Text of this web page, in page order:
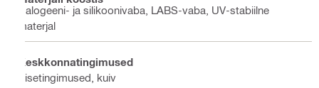
Halogeeni- ja silikoonivaba, LABS-vaba, UV-stabiilne
materjal
Keskkonnatingimused
Sisetingimused, kuiv